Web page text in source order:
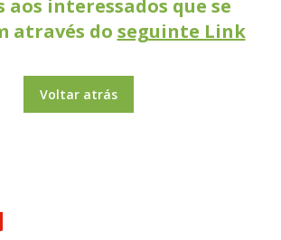
aos interessados que se
através do seguinte Link
Voltar atrás